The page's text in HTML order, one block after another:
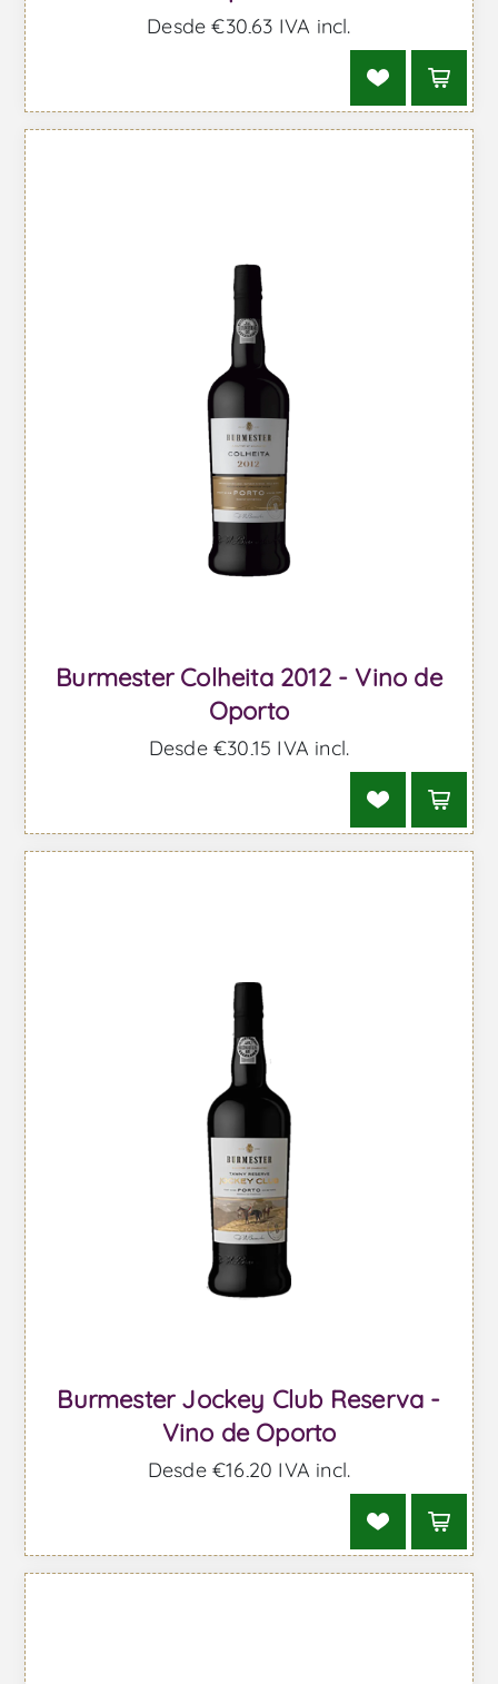
Desde €30,63 IVA incl.
Burmester Colheita 2012 - Vino de
Oporto
Desde €30,15 IVA incl.
Burmester Jockey Club Reserva -
Vino de Oporto
Desde €16,20 IVA incl.